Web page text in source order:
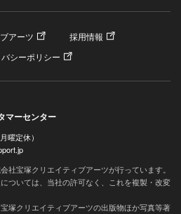
アーツ
採用情報
シーポリシー
マーセンター
曜定休）
社宝塚クリエイティブアーツが行っています。
ついては、当社の許可なく、これを複製・改変
塚クリエイティブアーツの出版物ほか写真等著